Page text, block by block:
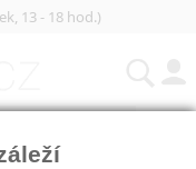
13 - 18 hod.)